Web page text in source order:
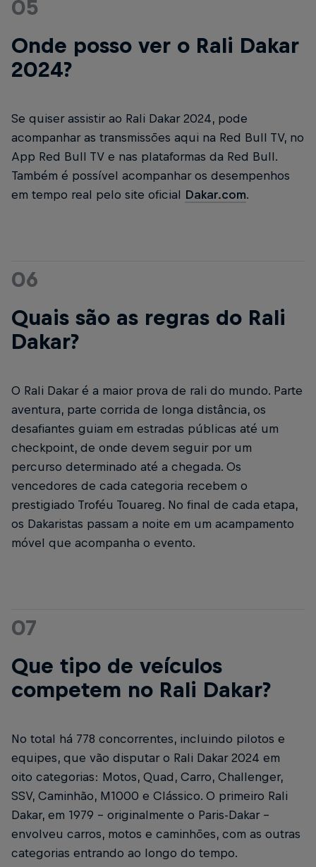
05
Onde posso ver o Rali Dakar
2024?
Se quiser assistir ao Rali Dakar 2024, pode
acompanhar as transmissões aqui na Red Bull TV, no
App Red Bull TV e nas plataformas da Red Bull.
Também é possível acompanhar os desempenhos
em tempo real pelo site oficial Dakar.com.
06
Quais são as regras do Rali
Dakar?
O Rali Dakar é a maior prova de rali do mundo. Parte
aventura, parte corrida de longa distância, os
desafiantes guiam em estradas públicas até um
checkpoint, de onde devem seguir por um
percurso determinado até a chegada. Os
vencedores de cada categoria recebem o
prestigiado Troféu Touareg. No final de cada etapa,
os Dakaristas passam a noite em um acampamento
móvel que acompanha o evento.
07
Que tipo de veículos
competem no Rali Dakar?
No total há 778 concorrentes, incluindo pilotos e
equipes, que vão disputar o Rali Dakar 2024 em
oito categorias: Motos, Quad, Carro, Challenger,
SSV, Caminhão, M1000 e Clássico. O primeiro Rali
Dakar, em 1979 - originalmente o Paris-Dakar -
envolveu carros, motos e caminhões, com as outras
categorias entrando ao longo do tempo.